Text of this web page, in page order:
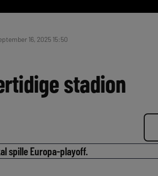
16, 2025 15:50
stadion
spille Europa-playoff.